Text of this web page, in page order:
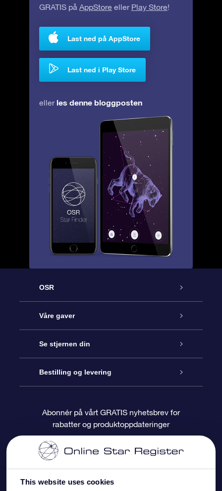
This website uses cookies
GRATIS på AppStore eller Play Store!
Last ned på AppStore
Last ned i Play Store
eller les denne bloggposten
OSR
Kundeservice
Kontakt oss
Bloggen
Anmeldelser
Våre gaver
Online Stjernegave
OSR Gavepakke
OSR-gavekortet
Bedriftsgaver
Se stjernen din
Star Register
Pesontilpasset stjerneside
One Million Stars
OSR Starsaver
Bestilling og levering
Betalingsinformasjon
Fraktinformasjon
Returpolicy
Abonnér på vårt GRATIS nyhetsbrev for
rabatter og produktoppdateringer